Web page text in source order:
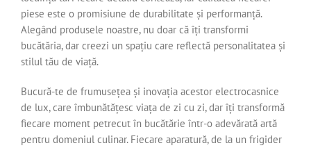
piese este o promisiune de durabilitate și performanță.
Alegând produsele noastre, nu doar că îți transformi
bucătăria, dar creezi un spațiu care reflectă personalitatea și
stilul tău de viață.
Bucură-te de frumusețea și inovația acestor electrocasnice
de lux, care îmbunătățesc viața de zi cu zi, dar îți transformă
fiecare moment petrecut în bucătărie într-o adevărată artă
pentru domeniul culinar. Fiecare aparatură, de la un frigider